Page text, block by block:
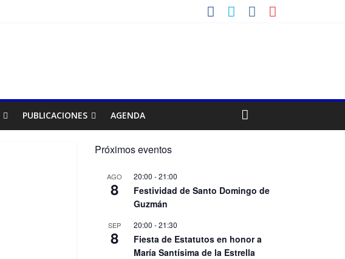
PUBLICACIONES AGENDA
Próximos eventos
AGO
8
20:00 -21:00
Festividad de Santo Domingo de
Guzmán
SEP
8
20:00 -21:30
Fiesta de Estatutos en honor a
María Santísima de la Estrella